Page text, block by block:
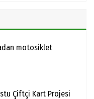
motosiklet
Çiftçi Kart Projesi